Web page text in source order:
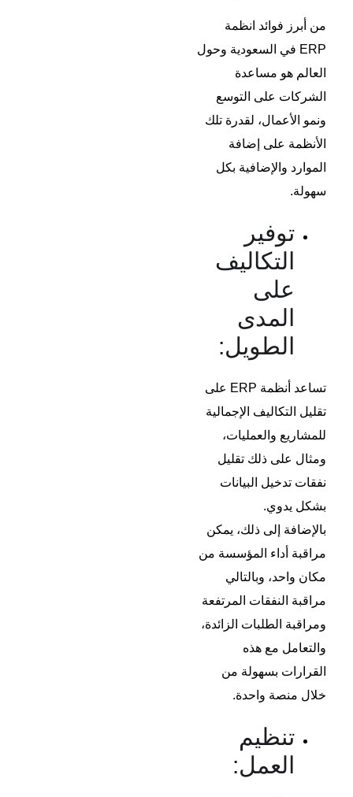
من أبرز فوائد انظمة
ERP في السعودية وحول
العالم هو مساعدة
الشركات على التوسع
ونمو الأعمال، لقدرة تلك
الأنظمة على إضافة
الموارد والإضافية بكل
سهولة.
توفير
التكاليف
على
المدى
الطويل:
تساعد أنظمة ERP على
تقليل التكاليف الإجمالية
للمشاريع والعمليات،
ومثال على ذلك تقليل
نفقات تدخيل البيانات
بشكل يدوي.
بالإضافة إلى ذلك، يمكن
مراقبة أداء المؤسسة من
مكان واحد، وبالتالي
مراقبة النفقات المرتفعة
ومراقبة الطلبات الزائدة،
والتعامل مع هذه
القرارات بسهولة من
خلال منصة واحدة.
تنظيم
العمل: